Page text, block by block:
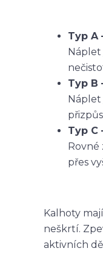
Typ A
Náplet
Typ B
Náplet
Typ C
Rovné
přes
Kalhoty mají
neškrtí.
aktivních